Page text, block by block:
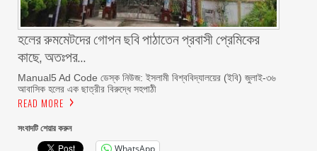
হলের রুমমেটদের গোপন ছবি পাঠাতেন প্রবাসী প্রেমিকের
কাছে, অতঃপর…
Manual5 Ad Code ডেস্ক নিউজ: ইসলামী বিশ্ববিদ্যালয়ের (ইবি) জুলাই-৩৬
আবাসিক হলের এক ছাত্রীর বিরুদ্ধে সহপাঠী
READ MORE
সংবাদটি শেয়ার করুন
WhatsApp